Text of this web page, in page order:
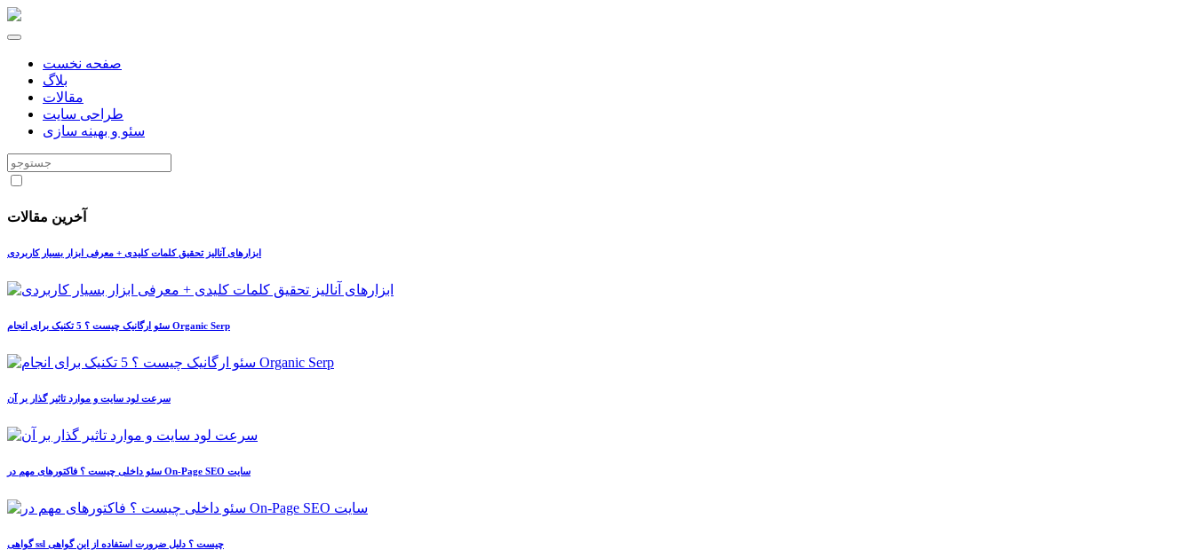
صفحه نخست
بلاگ
مقالات
طراحی سایت
سئو و بهینه سازی
آخرین مقالات
ابزارهای آنالیز تحقیق کلمات کلیدی + معرفی ابزار بسیار کاربردی
سئو ارگانیک چیست ؟ 5 تکنیک برای انجام Organic Serp
سرعت لود سایت و موارد تاثیر گذار بر آن
سئو داخلی چیست ؟ فاکتورهای مهم در On-Page SEO سایت
گواهی ssl چیست ؟ دلیل ضرورت استفاده از این گواهی